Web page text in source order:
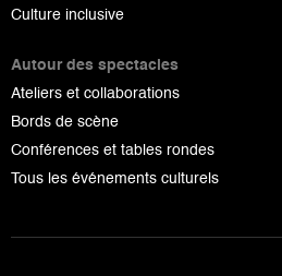
Culture inclusive
Autour des spectacles
Ateliers et collaborations
Bords de scène
Conférences et tables rondes
Tous les événements culturels